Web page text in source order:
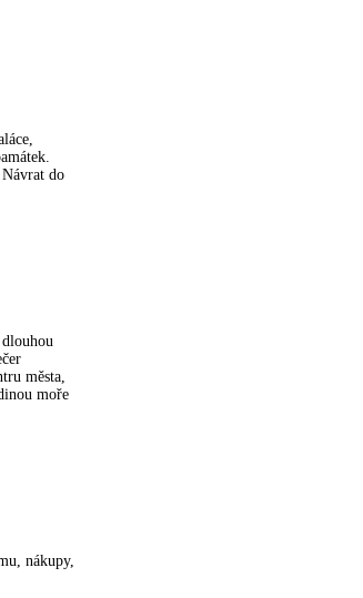
do
města,
moře
nákupy,